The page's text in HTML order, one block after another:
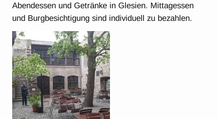
Abendessen und Getränke in Glesien. Mittagessen
und Burgbesichtigung sind individuell zu bezahlen.